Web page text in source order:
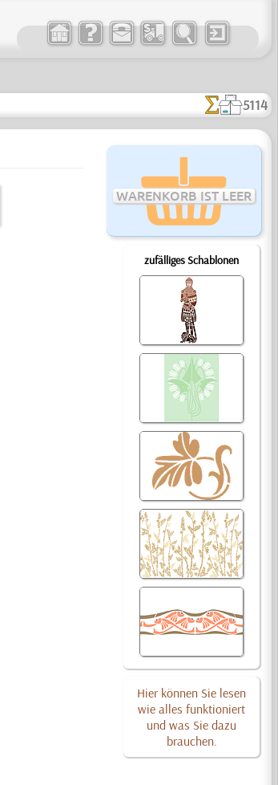
5114
WARENKORB IST LEER
zufälliges Schablonen
Hier können Sie lesen
wie alles funktioniert
und was Sie dazu
brauchen.